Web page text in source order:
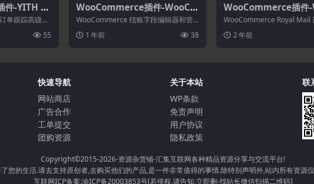
-YITH W
Tracki
单跟踪高级版
55
WooCommerce插件-WooCo
mmerce Checkout Field Edi
tor and Manager Pro 4.1.1
WooCommerce 结账字段编辑器和管
1 年前 38
WooCommerce插件-
mmerce Royal Mail
WooCommerce Royal Mail
2 年前
快速导航
网站商店
广告合作
工单提交
团购资源
关于本站
WP条款
免责声明
用户协议
隐私政策
联
Copyright©2015-2026-资源杂货铺-汇集互联网各种精品资源分享与交流平台!
您的生活.请去支持原创者,去购买他们的产品,是一件非常值得的事情.除特别声明外,站内所有资源
互联网ICP备案:渝ICP备20003853号[若侵权,请告知,立即删-找站长微信扫描二维码]